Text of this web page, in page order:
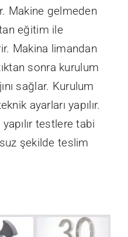
Makine gelmeden
eğitim ile
Makina limandan
sonra kurulum
sağlar. Kurulum
ayarları yapılır.
testlere tabi
şekilde teslim